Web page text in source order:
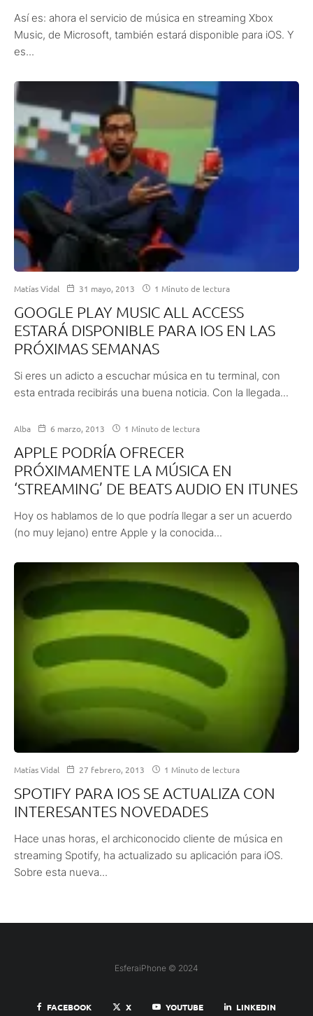
Así es: ahora el servicio de música en streaming Xbox
Music, de Microsoft, también estará disponible para iOS. Y
es...
Matías Vidal 31 mayo, 2013 1 Minuto de lectura
GOOGLE PLAY MUSIC ALL ACCESS
ESTARÁ DISPONIBLE PARA IOS EN LAS
PRÓXIMAS SEMANAS
Si eres un adicto a escuchar música en tu terminal, con
esta entrada recibirás una buena noticia. Con la llegada...
Alba 6 marzo, 2013 1 Minuto de lectura
APPLE PODRÍA OFRECER
PRÓXIMAMENTE LA MÚSICA EN
‘STREAMING’ DE BEATS AUDIO EN ITUNES
Hoy os hablamos de lo que podría llegar a ser un acuerdo
(no muy lejano) entre Apple y la conocida...
Matías Vidal 27 febrero, 2013 1 Minuto de lectura
SPOTIFY PARA IOS SE ACTUALIZA CON
INTERESANTES NOVEDADES
Hace unas horas, el archiconocido cliente de música en
streaming Spotify, ha actualizado su aplicación para iOS.
Sobre esta nueva...
EsferaiPhone © 2024
FACEBOOK X YOUTUBE LINKEDIN